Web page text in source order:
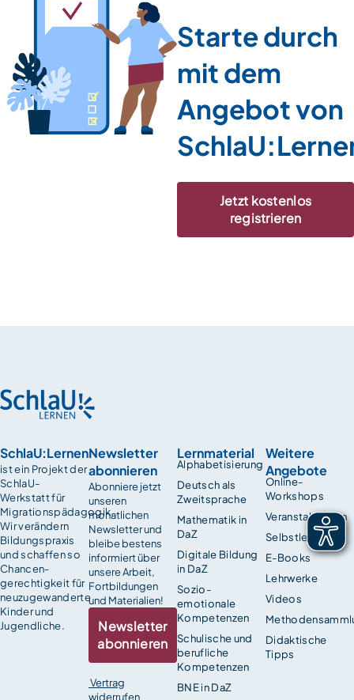
Starte durch
mit dem
Angebot von
Jetzt kostenlos
registrieren
SchlaU:Lernen
ist ein Projekt der
SchlaU-
Werkstatt für
Migrationspädagogik.
Wir verändern
Bildungspraxis
und schaffen so
Chancen­
gerechtigkeit für
neuzugewanderte
Kinder und
Jugendliche.
Lernmaterial
Alphabetisierung
Deutsch als
Zweitsprache
Mathematik in
DaZ
Digitale Bildung
in DaZ
Sozio-
emotionale
Kompetenzen
Schulische und
berufliche
Kompetenzen
BNE in DaZ
Weitere
Angebote
Online-
Workshops
Veranstaltungen
Selbstlernkurse
E-Books
Lehrwerke
Videos
Didaktische
Tipps
Newsletter
abonnieren
Abonniere jetzt
unseren
monatlichen
Newsletter und
bleibe bestens
informiert über
unsere Arbeit,
Fortbildungen
und Materialien!
Newsletter
abonnieren
Vertrag
widerrufen